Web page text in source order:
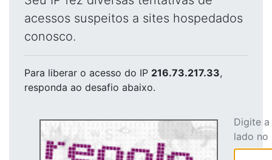
acessos suspeitos a sites hospedados
conosco.
Para liberar o acesso do IP 216.73.217.33,
responda ao desafio abaixo.
Digite
lado no